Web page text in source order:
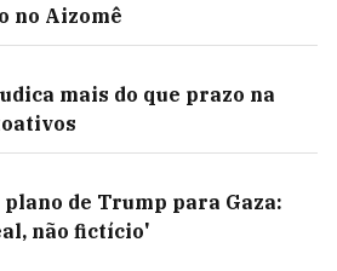
no Aizomê
mais do que prazo na
de Trump para Gaza:
não fictício'